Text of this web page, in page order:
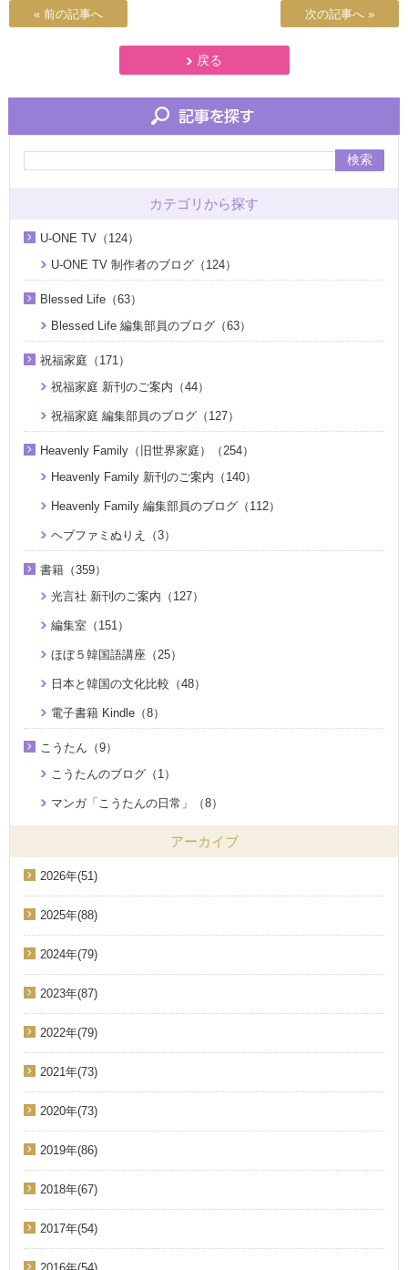
« 前の記事へ 次の記事へ »
戻る
検索
カテゴリから探す
U-ONE TV（124）
U-ONE TV 制作者のブログ（124）
Blessed Life（63）
Blessed Life 編集部員のブログ（63）
祝福家庭（171）
祝福家庭 新刊のご案内（44）
祝福家庭 編集部員のブログ（127）
Heavenly Family（旧世界家庭）（254）
Heavenly Family 新刊のご案内（140）
Heavenly Family 編集部員のブログ（112）
ヘブファミぬりえ（3）
書籍（359）
光言社 新刊のご案内（127）
編集室（151）
ほぼ５韓国語講座（25）
日本と韓国の文化比較（48）
電子書籍 Kindle（8）
こうたん（9）
こうたんのブログ（1）
マンガ「こうたんの日常」（8）
アーカイブ
2026年(51)
2025年(88)
2024年(79)
2023年(87)
2022年(79)
2021年(73)
2020年(73)
2019年(86)
2018年(67)
2017年(54)